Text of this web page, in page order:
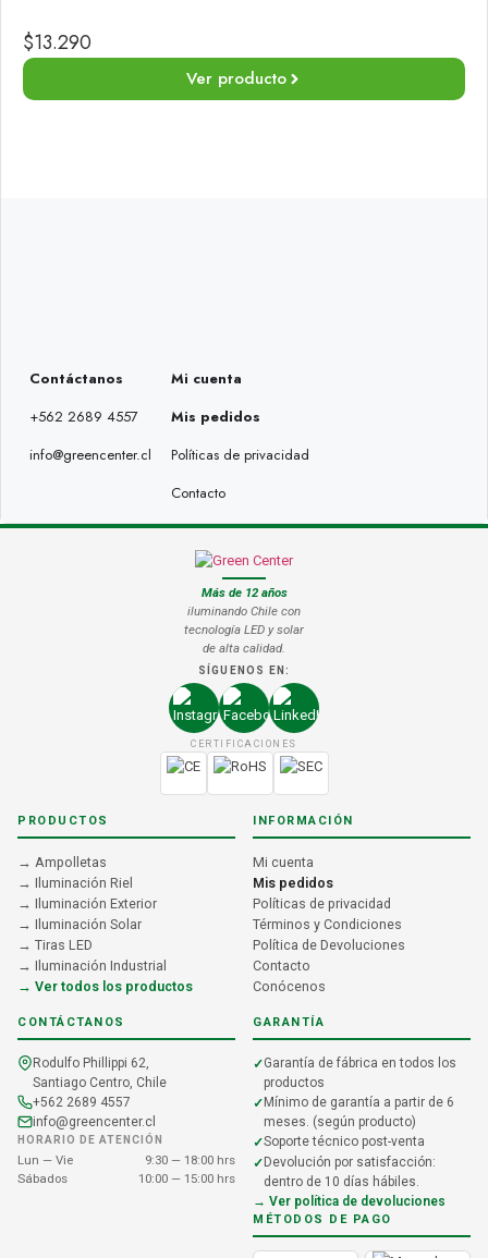
$13.290
Ver producto
Contáctanos
+562 2689 4557
info@greencenter.cl
Mi cuenta
Mis pedidos
Políticas de privacidad
Contacto
Más de 12 años
iluminando Chile con
tecnología LED y solar
de alta calidad.
SÍGUENOS EN:
CERTIFICACIONES
PRODUCTOS
→ Ampolletas
→ Iluminación Riel
→ Iluminación Exterior
→ Iluminación Solar
→ Tiras LED
→ Iluminación Industrial
→ Ver todos los productos
INFORMACIÓN
Mi cuenta
Mis pedidos
Políticas de privacidad
Términos y Condiciones
Política de Devoluciones
Contacto
Conócenos
CONTÁCTANOS
Rodulfo Phillippi 62,
Santiago Centro, Chile
+562 2689 4557
info@greencenter.cl
HORARIO DE ATENCIÓN
Lun — Vie
9:30 — 18:00 hrs
Sábados
10:00 — 15:00 hrs
GARANTÍA
Garantía de fábrica en todos los
productos
Mínimo de garantía a partir de 6
meses. (según producto)
Soporte técnico post-venta
Devolución por satisfacción:
dentro de 10 días hábiles.
→ Ver política de devoluciones
MÉTODOS DE PAGO